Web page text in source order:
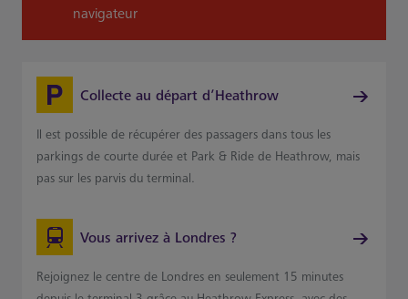
navigateur
Collecte au départ d’Heathrow
Il est possible de récupérer des passagers dans tous les
parkings de courte durée et Park & Ride de Heathrow, mais
pas sur les parvis du terminal.
Vous arrivez à Londres ?
Rejoignez le centre de Londres en seulement 15 minutes